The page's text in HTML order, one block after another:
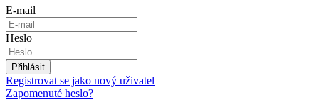
E-mail
Heslo
Přihlásit
Registrovat se jako nový uživatel
Zapomenuté heslo?